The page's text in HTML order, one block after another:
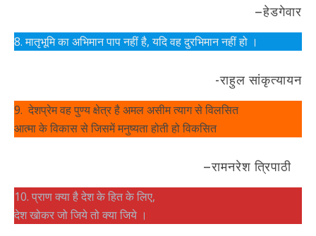
–हेडगेवार
8. मातृभूमि का अभिमान पाप नहीं है, यदि वह दुरभिमान नहीं हो ।
-राहुल सांकृत्यायन
9. देशप्रेम वह पुण्य क्षेत्र है अमल असीम त्याग से विलसित
आत्मा के विकास से जिसमें मनुष्यता होती हो विकसित
–रामनरेश त्रिपाठी
10. प्राण क्या है देश के हित के लिए,
देश खोकर जो जिये तो क्या जिये ।